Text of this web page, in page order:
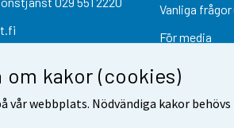
om kakor (cookies)
vår webbplats. Nödvändiga kakor
Vanliga frågor
För media